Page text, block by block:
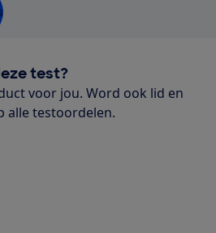
test?
voor jou. Word ook lid en
alle testoordelen.